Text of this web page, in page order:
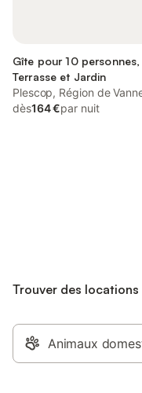
Gîte pour 10
Terrasse et Jardin
Plescop, Région de
dès164 €par nuit
Trouver des locations
Animaux